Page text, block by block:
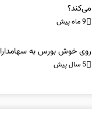
می‌کند؟
9 ماه پیش
روی خوش بورس به
5 سال پیش